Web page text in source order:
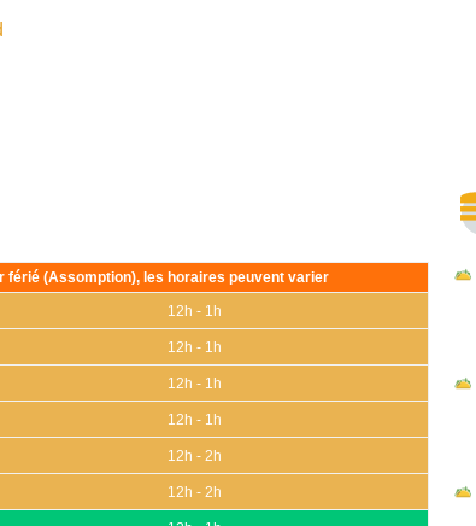
férié (Assomption), les horaires peuvent varier
12h - 1h
12h - 1h
12h - 1h
12h - 1h
12h - 2h
12h - 2h